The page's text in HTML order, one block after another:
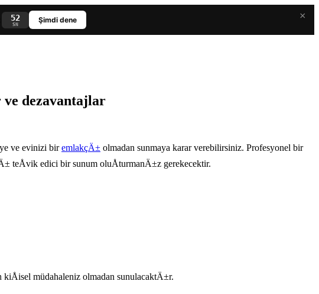
×
51
SN Şimdi dene
ve dezavantajlar
ve evinizi biremlakçÄ± olmadan sunmaya karar verebilirsiniz. Profesyonel bir
teÅvik edici bir sunum oluÅturmanÄ±z gerekecektir.
müdahaleniz olmadan sunulacaktÄ±r.